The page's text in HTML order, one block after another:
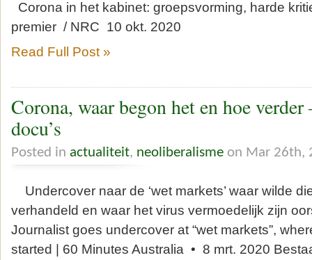
Corona in het kabinet: groepsvorming, harde
premier / NRC 10 okt. 2020
Read Full Post »
Corona, waar begon het en hoe
docu’s
Posted in actualiteit, neoliberalisme on Mar 26th,
Undercover naar de ‘wet markets’ waar wilde
verhandeld en waar het virus vermoedelijk zijn
Journalist goes undercover at “wet markets”,
started | 60 Minutes Australia • 8 mrt. 2020